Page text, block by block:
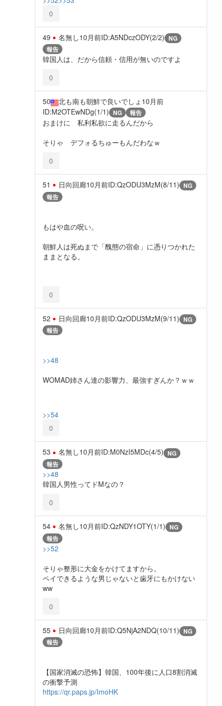
0
49 名無し10月前ID:A5NDczODY(2/2) NG
報告
韓国人は、だから信頼・信用が無いのですよ
0
50 北も南も朝鮮で良いでしょ 10月前
ID:M2OTEwNDg(1/1) NG 報告
おまけに 私利私欲に走るんだから
そりゃ デフォるちゅーもんだわなｗ
0
51 日向回廊10月前ID:QzODU3MzM(8/11) NG
報告
もはや血の呪い。
朝鮮人は死ぬまで「醜態の宿命」に憑りつかれた
ままとなる。
0
52 日向回廊10月前ID:QzODU3MzM(9/11) NG
報告
>>48
WOMAD姉さん達の影響力、最強すぎんか？ｗｗ
>>54
0
53 名無し10月前ID:M0NzI5MDc(4/5) NG
報告
>>48
韓国人男性ってドMなの？
0
54 名無し10月前ID:QzNDY1OTY(1/1) NG
報告
>>52
そりゃ整形に大金をかけてますから。
ペイできるような男じゃないと歯牙にもかけない
ww
0
55 日向回廊10月前ID:Q5NjA2NDQ(10/11) NG
報告
【国家消滅の恐怖】韓国、100年後に人口8割消滅
の衝撃予測
https://qr.paps.jp/ImoHK